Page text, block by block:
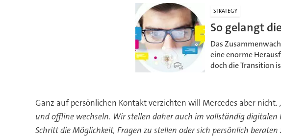
STRATEGY
So gelangt
Das
eine enorme
doch die Transition
Ganz auf persönlichen Kontakt verzichten will Mercedes aber nicht.
und offline wechseln. Wir stellen daher auch im vollständig
Schritt die Möglichkeit, Fragen zu stellen oder sich persönlich